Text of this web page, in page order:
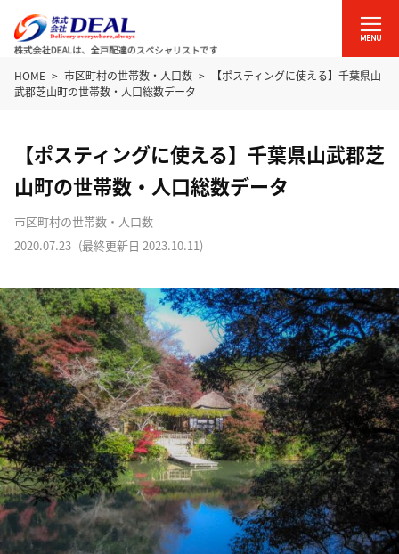
HOME 市区町村の世帯数・人口数
【ポスティングに使える】千葉県山
武郡芝山町の世帯数・人口総数データ
【ポスティングに使える】千葉県山武郡芝
山町の世帯数・人口総数データ
市区町村の世帯数・人口数
2020.07.23 (最終更新日 2023.10.11)